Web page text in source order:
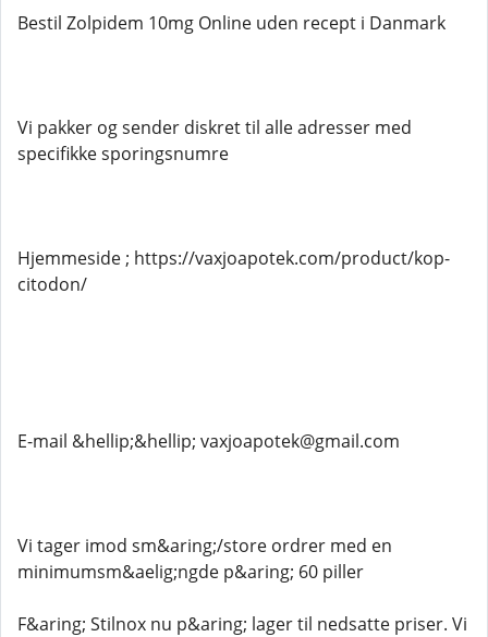
Bestil Zolpidem 10mg Online uden recept i Danmark
Vi pakker og sender diskret til alle adresser med
specifikke sporingsnumre
Hjemmeside ; https://vaxjoapotek.com/product/kop-
citodon/
E-mail &hellip;&hellip; vaxjoapotek@gmail.com
Vi tager imod sm&aring;/store ordrer med en
minimumsm&aelig;ngde p&aring; 60 piller
F&aring; Stilnox nu p&aring; lager til nedsatte priser. Vi